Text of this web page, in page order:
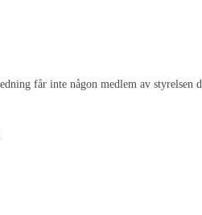
får inte någon medlem av styrelsen